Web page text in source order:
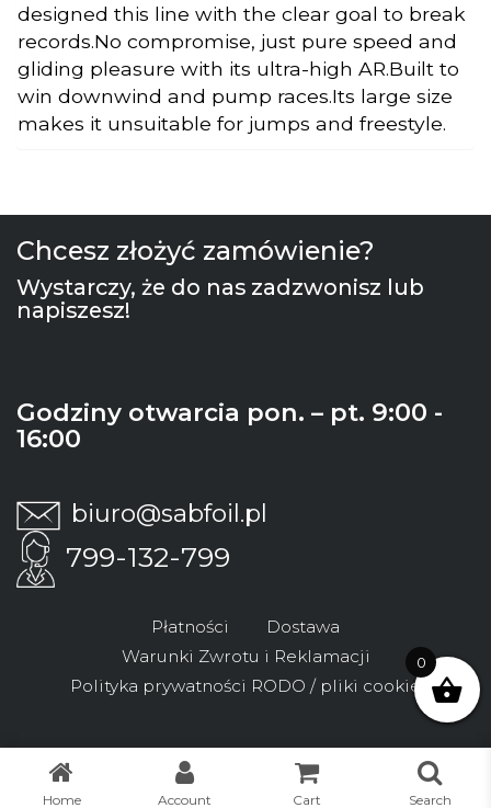
designed this line with the clear goal to break
records.No compromise, just pure speed and
gliding pleasure with its ultra-high AR.Built to
win downwind and pump races.Its large size
makes it unsuitable for jumps and freestyle.
Chcesz złożyć zamówienie?
Wystarczy, że do nas zadzwonisz lub
napiszesz!
Godziny otwarcia pon. – pt. 9:00 -
16:00
biuro@sabfoil.pl
799-132-799
Płatności
Dostawa
Warunki Zwrotu i Reklamacji
Polityka prywatności RODO / pliki cookie
Home Account Cart Search
0